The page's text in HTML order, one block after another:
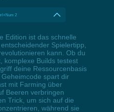
2
Edition ist das schnelle
Spielertipp,
kann. Ob du
komplexe Builds testest
deine Ressourcenbasis
spart dir
mit Farming über
Beeren verbringen
Trick, um sich auf die
während sie